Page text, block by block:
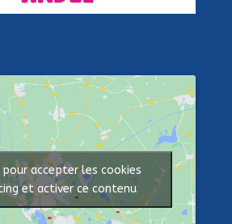
pour accepter les cookies
et activer ce contenu